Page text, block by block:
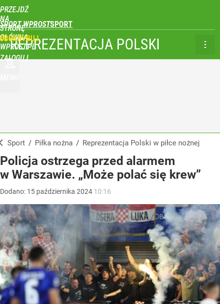
PRZEJDŹ
NA
STRONĘ
GŁÓWNĄ
WPROST.PL
SPORT WPROST
ZALOGUJ
REPREZENTACJA POLSKI
Sport / Piłka nożna / Reprezentacja Polski w piłce nożnej
Policja ostrzega przed alarmem
w Warszawie. „Może polać się krew”
Dodano: 15 października 2024 10:16